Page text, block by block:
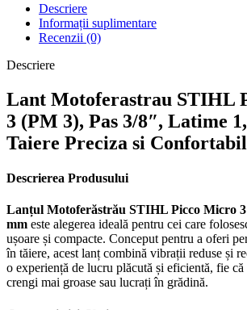
Descriere
Informații suplimentare
Recenzii (0)
Descriere
Lant Motoferastrau STIHL
3 (PM 3), Pas 3/8″, Latime
Taiere Preciza si
Descrierea Produsului
Lanțul Motoferăstrău STIHL Picco Micro 3
mm este alegerea ideală pentru cei care
ușoare și compacte. Conceput pentru a oferi
în tăiere, acest lanț combină vibrații reduse și
o experiență de lucru plăcută și eficientă, fie
crengi mai groase sau lucrați în grădină.